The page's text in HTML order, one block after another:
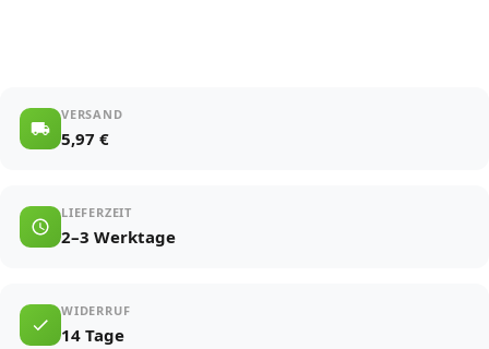
VERSAND
5,97 €
LIEFERZEIT
2–3 Werktage
WIDERRUF
14 Tage